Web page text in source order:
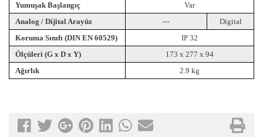
Yumuşak Başlangıç
Var
Analog / Dijital Arayüz
---
Digital
Koruma Sınıfı (DIN EN 60529)
IP 32
Ölçüleri (G x D x Y)
173 x 277 x 94
Ağırlık
2.9 kg